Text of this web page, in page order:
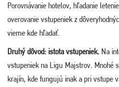
Porovnávanie hotelov, hľadanie
overovanie vstupeniek z
vieme kde hľadať.
Druhý dôvod: istota vstupeniek. Na
vstupeniek na Ligu Majstrov. Mnohé
krajín, kde fungujú inak a pri vstupe